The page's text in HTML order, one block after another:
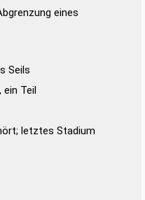
eines
Seils
ein Teil
letztes Stadium